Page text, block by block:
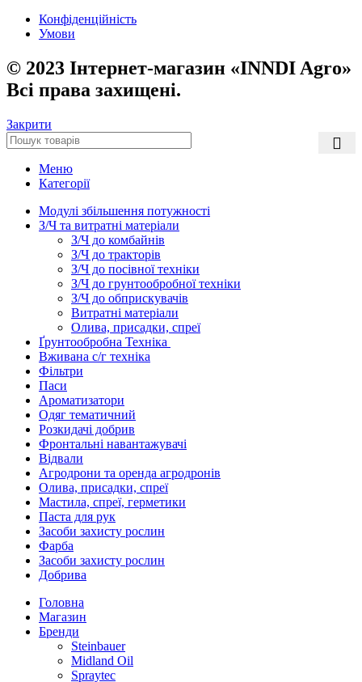
Конфіденційність
Умови
© 2023 Інтернет-магазин «INNDI Agro»
Всі права захищені.
Закрити
Меню
Категорії
Модулі збільшення потужності
З/Ч та витратні матеріали
З/Ч до комбайнів
З/Ч до тракторів
З/Ч до посівної техніки
З/Ч до грунтообробної техніки
З/Ч до обприскувачів
Витратні матеріали
Олива, присадки, спреї
Ґрунтообробна Техніка
Вживана с/г техніка
Фільтри
Паси
Ароматизатори
Одяг тематичний
Розкидачі добрив
Фронтальні навантажувачі
Відвали
Агродрони та оренда агродронів
Олива, присадки, спреї
Мастила, спреї, герметики
Паста для рук
Засоби захисту рослин
Фарба
Засоби захисту рослин
Добрива
Головна
Магазин
Бренди
Steinbauer
Midland Oil
Spraytec